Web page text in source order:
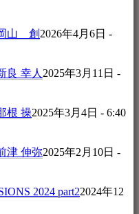
山 創 2026年4月6日 -
良 幸人 2025年3月11日 -
根 操2025年3月4日 - 6:40
津 伸弥2025年2月10日 -
2024 part22024年12